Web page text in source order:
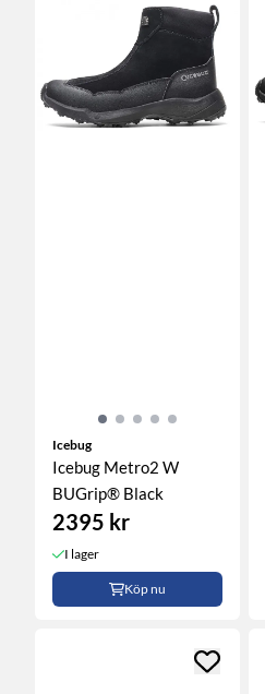
Icebug
Icebug Metro2 W
BUGrip® Black
2395 kr
I lager
Köp nu